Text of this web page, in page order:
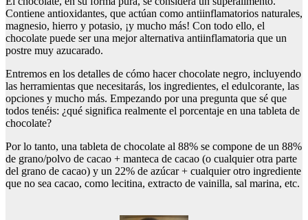
Contiene antioxidantes, que actúan como antiinflamatorios naturales,
magnesio, hierro y potasio, ¡y mucho más! Con todo ello, el
chocolate puede ser una mejor alternativa antiinflamatoria que un
postre muy azucarado.
Entremos en los detalles de cómo hacer chocolate negro, incluyendo
las herramientas que necesitarás, los ingredientes, el edulcorante, las
opciones y mucho más. Empezando por una pregunta que sé que
todos tenéis: ¿qué significa realmente el porcentaje en una tableta de
chocolate?
Por lo tanto, una tableta de chocolate al 88% se compone de un 88%
de grano/polvo de cacao + manteca de cacao (o cualquier otra parte
del grano de cacao) y un 22% de azúcar + cualquier otro ingrediente
que no sea cacao, como lecitina, extracto de vainilla, sal marina, etc.